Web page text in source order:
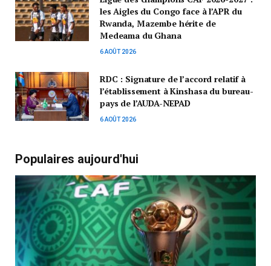
les Aigles du Congo face à l’APR du
Rwanda, Mazembe hérite de
Medeama du Ghana
6 AOÛT 2026
RDC : Signature de l’accord relatif à
l’établissement à Kinshasa du bureau-
pays de l’AUDA-NEPAD
6 AOÛT 2026
Populaires aujourd'hui